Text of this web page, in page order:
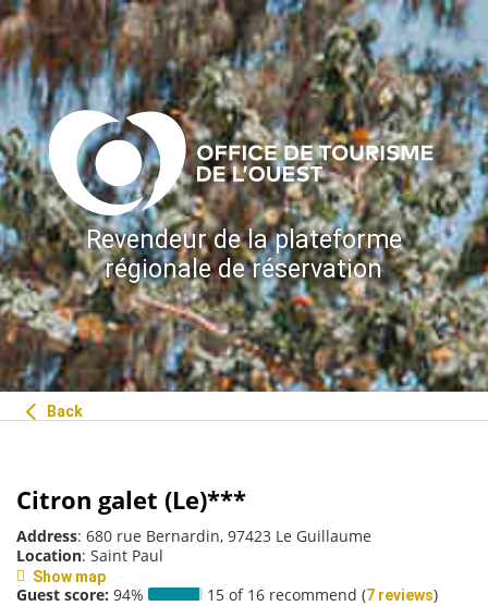
Revendeur de la plateforme
régionale de réservation
Back
Citron galet (Le)***
Address: 680 rue Bernardin, 97423 Le Guillaume
Location: Saint Paul
Show map
Guest score: 94% 15 of 16 recommend (7 reviews)